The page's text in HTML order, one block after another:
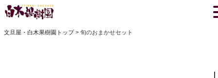
文旦屋・白木果樹園トップ 旬のおまかせセット